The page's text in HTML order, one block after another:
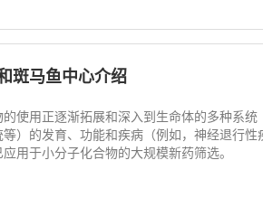
斑马鱼中心介绍
使用正逐渐拓展和深入到生命体的多种系
）的发育、功能和疾病（例如，神经退行性
用于小分子化合物的大规模新药筛选。